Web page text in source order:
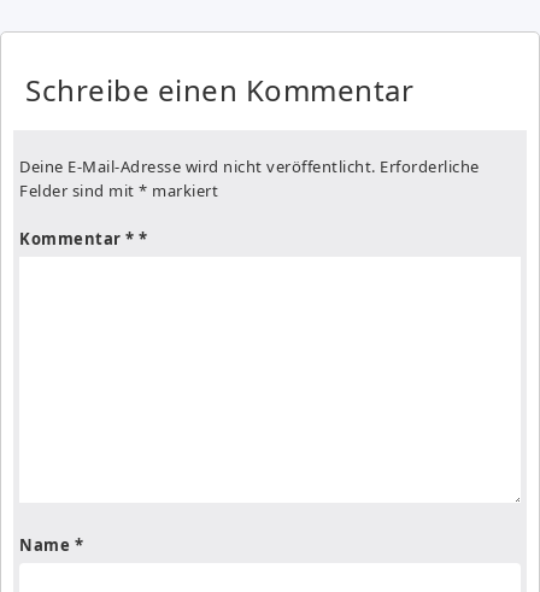
Schreibe einen Kommentar
Deine E-Mail-Adresse wird nicht veröffentlicht. Erforderliche
Felder sind mit * markiert
Kommentar *
Name *